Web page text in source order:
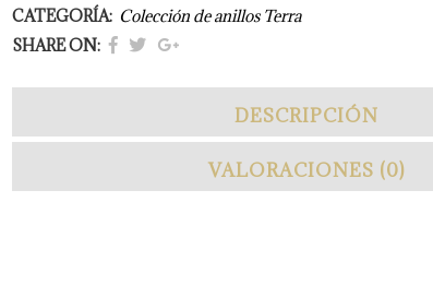
CATEGORÍA: Colección de anillos Terra
SHARE ON:
DESCRIPCIÓN
VALORACIONES (0)